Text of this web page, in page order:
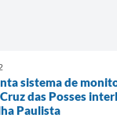
sistema de
das Posses
Paulista